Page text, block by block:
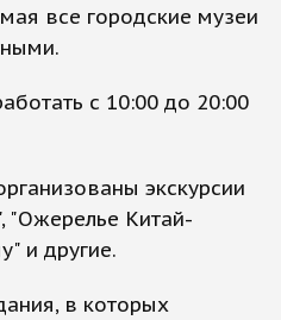
все городские музеи
с 10:00 до 20:00
экскурсии
"Ожерелье Китай-
и другие.
в которых